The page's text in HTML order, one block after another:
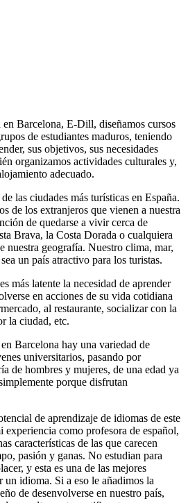
en Barcelona, E-Dill, diseñamos cursos
de estudiantes maduros, teniendo
sus objetivos, sus necesidades
organizamos actividades culturales y,
adecuado.
las ciudades más turísticas en España.
de los extranjeros que vienen a nuestra
de quedarse a vivir cerca de
Brava, la Costa Dorada o cualquiera
nuestra geografía. Nuestro clima, mar,
un país atractivo para los turistas.
más latente la necesidad de aprender
en acciones de su vida cotidiana
al restaurante, socializar con la
la ciudad, etc.
Barcelona hay una variedad de
universitarios, pasando por
de hombres y mujeres, de una edad ya
porque disfrutan
de aprendizaje de idiomas de este
como profesora de español,
características de las que carecen
pasión y ganas. No estudian para
y esta es una de las mejores
un idioma. Si a eso le añadimos la
de desenvolverse en nuestro país,